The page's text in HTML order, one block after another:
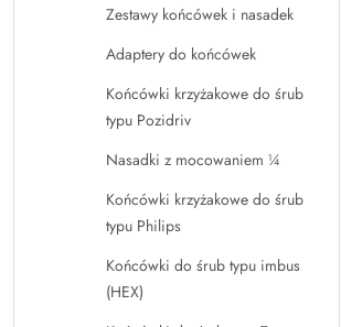
Zestawy końcówek i nasadek
Adaptery do końcówek
Końcówki krzyżakowe do śrub
typu Pozidriv
Nasadki z mocowaniem ¼
Końcówki krzyżakowe do śrub
typu Philips
Końcówki do śrub typu imbus
(HEX)